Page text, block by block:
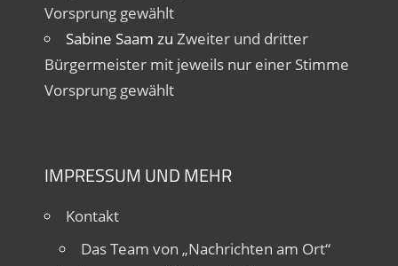
Vorsprung gewählt
Sabine Saam zu Zweiter und dritter
Bürgermeister mit jeweils nur einer Stimme
Vorsprung gewählt
IMPRESSUM UND MEHR
Kontakt
Das Team von „Nachrichten am Ort“